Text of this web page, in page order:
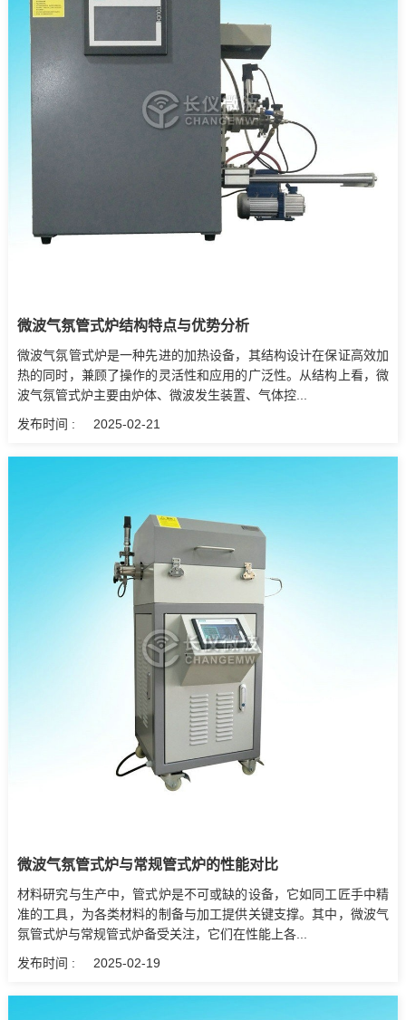
微波气氛管式炉结构特点与优势分析
微波气氛管式炉是一种先进的加热设备，其结构设计在保证高效加
热的同时，兼顾了操作的灵活性和应用的广泛性。从结构上看，微
波气氛管式炉主要由炉体、微波发生装置、气体控...
发布时间 :
2025-02-21
微波气氛管式炉与常规管式炉的性能对比
材料研究与生产中，管式炉是不可或缺的设备，它如同工匠手中精
准的工具，为各类材料的制备与加工提供关键支撑。其中，微波气
氛管式炉与常规管式炉备受关注，它们在性能上各...
发布时间 :
2025-02-19